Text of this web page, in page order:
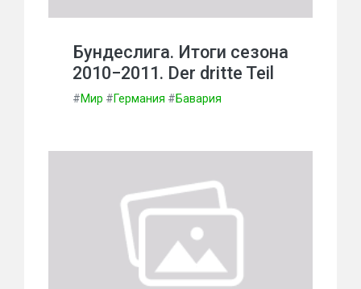
Бундеслига. Итоги сезона
2010−2011. Der dritte Teil
#Мир #Германия #Бавария